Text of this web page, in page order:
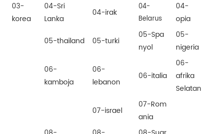
03-
korea
04-Sri
Lanka
04-irak
04-
Belarus
04-
opia
05-thailand
05-turki
05-Spa
nyol
05-
nigeria
06-
kamboja
06-
lebanon
06-italia
06-
afrika
Selatan
07-israel
07-Rom
ania